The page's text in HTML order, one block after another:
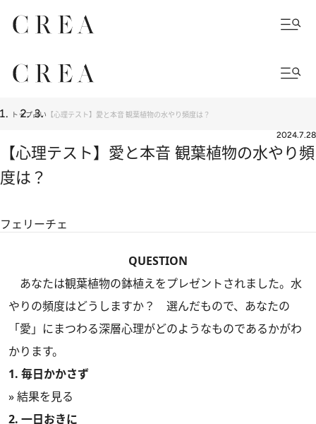
トップ占い 【心理テスト】愛と本音 観葉植物の水やり頻度は？
2024.7.28
【心理テスト】愛と本音 観葉植物の水やり頻
度は？
フェリーチェ
QUESTION
あなたは観葉植物の鉢植えをプレゼントされました。水
やりの頻度はどうしますか？ 選んだもので、あなたの
「愛」にまつわる深層心理がどのようなものであるかがわ
かります。
1. 毎日かかさず
» 結果を見る
2. 一日おきに